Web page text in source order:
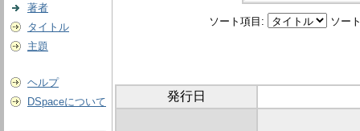
著者
タイトル
主題
ヘルプ
DSpaceについて
ソート項目: ソー
発行日